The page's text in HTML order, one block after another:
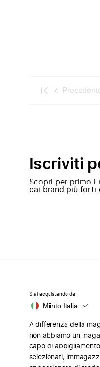
Iscriviti
Scopri per primo i
dai brand più forti
Stai acquistando da
Miinto Italia
A differenza della
non abbiamo un
capo di
selezionati,